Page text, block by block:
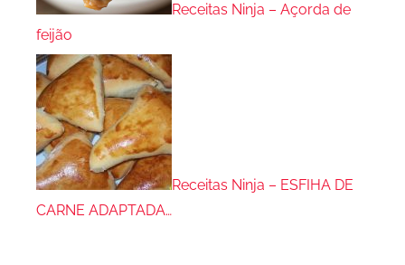
Receitas Ninja – Açorda de
feijão
Receitas Ninja – ESFIHA DE
CARNE ADAPTADA…